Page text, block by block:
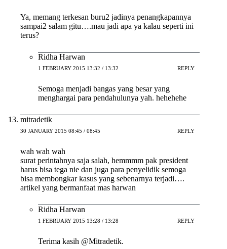
Ya, memang terkesan buru2 jadinya penangkapannya
sampai2 salam gitu….mau jadi apa ya kalau seperti ini
terus?
Ridha Harwan
1 FEBRUARY 2015 13:32 / 13:32 REPLY
Semoga menjadi bangas yang besar yang
menghargai para pendahulunya yah. hehehehe
mitradetik
30 JANUARY 2015 08:45 / 08:45 REPLY
wah wah wah
surat perintahnya saja salah, hemmmm pak president
harus bisa tega nie dan juga para penyelidik semoga
bisa membongkar kasus yang sebenarnya terjadi….
artikel yang bermanfaat mas harwan
Ridha Harwan
1 FEBRUARY 2015 13:28 / 13:28 REPLY
Terima kasih @Mitradetik.